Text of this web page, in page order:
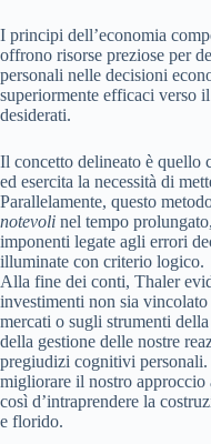
I principi dell’economia
offrono risorse preziose per
personali nelle decisioni
superiormente efficaci verso
desiderati.
Il concetto delineato è quello
ed esercita la necessità di
Parallelamente, questo
notevoli nel tempo
imponenti legate agli errori
illuminate con criterio logico.
Alla fine dei conti, Thaler
investimenti non sia vincolato
mercati o sugli strumenti
della gestione delle nostre
pregiudizi cognitivi
migliorare il nostro approccio
così d’intraprendere la
e florido.